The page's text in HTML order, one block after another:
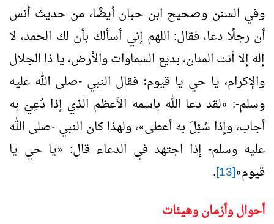
وفي السنن وصحيح ابن حبان أيضًا، من حديث أنس
أن رجلًا دعا، فقال: اللهم إني أسألك بأن لك الحمد، لا
إله إلا أنت المنان، بديع السماوات والأرض، يا ذا الجلال
والإكرام، يا حي يا قيوم؛ فقال النبي -صلى الله عليه
وسلم-: «لقد دعا الله باسمه الأعظم الذي إذا دُعِيَ به
أجاب، وإذا سُئِلَ به أعطى»، ولهذا كان النبي -صلى الله
عليه وسلم- إذا اجتهد في الدعاء قال:
«يا حي يا
قيوم»
[13]
.
أحوال وأزمان وهيئات